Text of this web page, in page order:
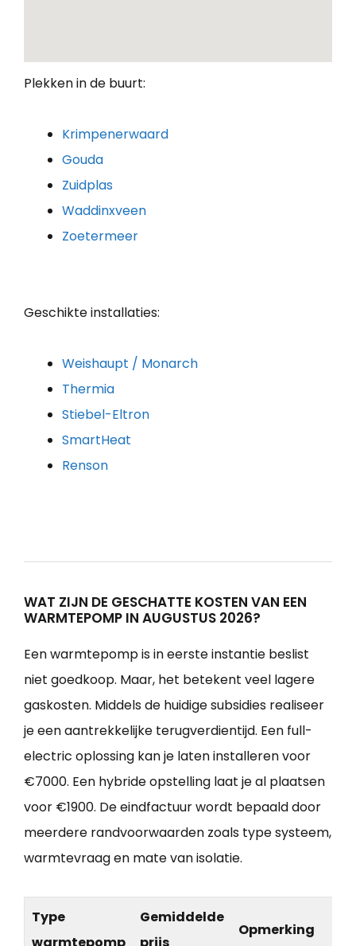
Plekken in de buurt:
Krimpenerwaard
Gouda
Zuidplas
Waddinxveen
Zoetermeer
Geschikte installaties:
Weishaupt / Monarch
Thermia
Stiebel-Eltron
SmartHeat
Renson
WAT ZIJN DE GESCHATTE KOSTEN VAN EEN
WARMTEPOMP IN AUGUSTUS 2026?
Een warmtepomp is in eerste instantie beslist
niet goedkoop. Maar, het betekent veel lagere
gaskosten. Middels de huidige subsidies realiseer
je een aantrekkelijke terugverdientijd. Een full-
electric oplossing kan je laten installeren voor
€7000. Een hybride opstelling laat je al plaatsen
voor €1900. De eindfactuur wordt bepaald door
meerdere randvoorwaarden zoals type systeem,
warmtevraag en mate van isolatie.
Type
warmtepomp
Gemiddelde
prijs
Opmerking